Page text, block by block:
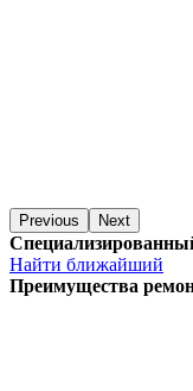
Previous Next
Найти ближайший
Преимущества